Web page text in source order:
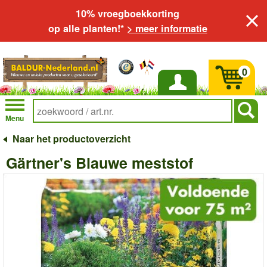
10% vroegboekkorting
op alle planten!* > meer informatie
Inloggen
Menu
0
Naar het productoverzicht
Gärtner's Blauwe meststof